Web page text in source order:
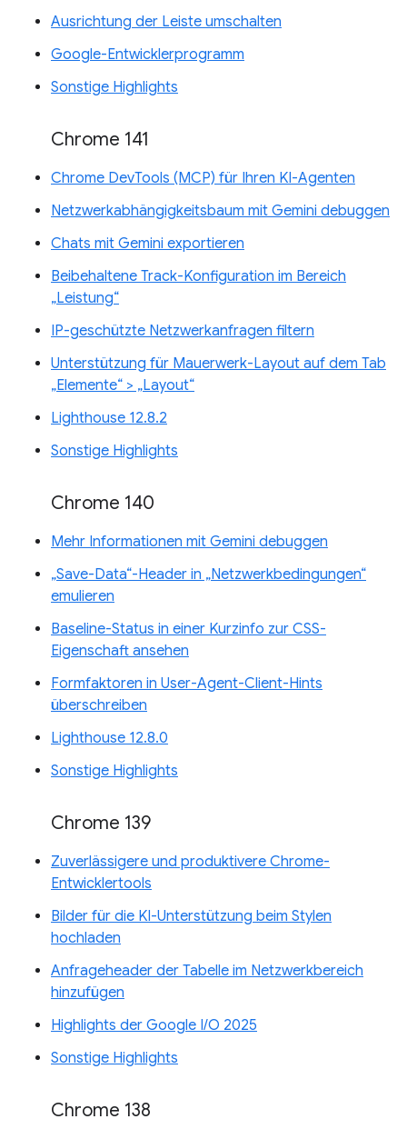
Ausrichtung der Leiste umschalten
Google-Entwicklerprogramm
Sonstige Highlights
Chrome 141
Chrome DevTools (MCP) für Ihren KI-Agenten
Netzwerkabhängigkeitsbaum mit Gemini debuggen
Chats mit Gemini exportieren
Beibehaltene Track-Konfiguration im Bereich
„Leistung“
IP-geschützte Netzwerkanfragen filtern
Unterstützung für Mauerwerk-Layout auf dem Tab
„Elemente“ > „Layout“
Lighthouse 12.8.2
Sonstige Highlights
Chrome 140
Mehr Informationen mit Gemini debuggen
„Save-Data“-Header in „Netzwerkbedingungen“
emulieren
Baseline-Status in einer Kurzinfo zur CSS-
Eigenschaft ansehen
Formfaktoren in User-Agent-Client-Hints
überschreiben
Lighthouse 12.8.0
Sonstige Highlights
Chrome 139
Zuverlässigere und produktivere Chrome-
Entwicklertools
Bilder für die KI-Unterstützung beim Stylen
hochladen
Anfrageheader der Tabelle im Netzwerkbereich
hinzufügen
Highlights der Google I/O 2025
Sonstige Highlights
Chrome 138